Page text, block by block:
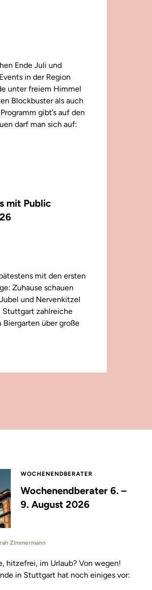
Ende Juli und
in der Region
unter freiem Himmel
Blockbuster als auch
gibt’s auf den
darf man sich auf:
mit Public
mit den ersten
Zuhause schauen
und Nervenkitzel
Stuttgart zahlreiche
Biergarten über große
WOCHENENDBERATER
Wochenendberater 6. –
9. August 2026
Zimmermann
hitzefrei, im Urlaub? Von wegen!
in Stuttgart hat noch einiges vor: